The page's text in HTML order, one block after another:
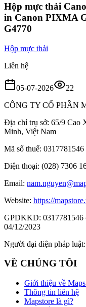
Hộp mực thải
in Canon PIXMA
G4770
Hộp mực thải
Liên hệ
05-07-2026
22
CÔNG TY CỔ PHẦN
Địa chỉ trụ sở: 65/9 Cao
Minh, Việt Nam
Mã số thuế: 0317781546
Điện thoại: (028) 7306
Email:
Website: https://
GPDKKD:
04/12/2023
Người đại diện pháp luật:
VỀ CHÚNG TÔI
Giới thiệu về
Thông tin liên hệ
Mapstore là gì?